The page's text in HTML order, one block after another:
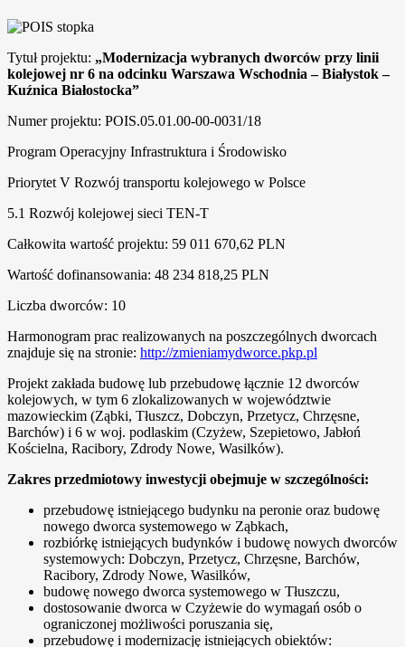
Tytuł projektu: „Modernizacja wybranych dworców przy linii
kolejowej nr 6 na odcinku Warszawa Wschodnia – Białystok –
Kuźnica Białostocka”
Numer projektu: POIS.05.01.00-00-0031/18
Program Operacyjny Infrastruktura i Środowisko
Priorytet V Rozwój transportu kolejowego w Polsce
5.1 Rozwój kolejowej sieci TEN-T
Całkowita wartość projektu: 59 011 670,62 PLN
Wartość dofinansowania: 48 234 818,25 PLN
Liczba dworców: 10
Harmonogram prac realizowanych na poszczególnych dworcach
znajduje się na stronie: http://zmieniamydworce.pkp.pl
Projekt zakłada budowę lub przebudowę łącznie 12 dworców
kolejowych, w tym 6 zlokalizowanych w województwie
mazowieckim (Ząbki, Tłuszcz, Dobczyn, Przetycz, Chrzęsne,
Barchów) i 6 w woj. podlaskim (Czyżew, Szepietowo, Jabłoń
Kościelna, Racibory, Zdrody Nowe, Wasilków).
Zakres przedmiotowy inwestycji obejmuje w szczególności:
przebudowę istniejącego budynku na peronie oraz budowę
nowego dworca systemowego w Ząbkach,
rozbiórkę istniejących budynków i budowę nowych dworców
systemowych: Dobczyn, Przetycz, Chrzęsne, Barchów,
Racibory, Zdrody Nowe, Wasilków,
budowę nowego dworca systemowego w Tłuszczu,
dostosowanie dworca w Czyżewie do wymagań osób o
ograniczonej możliwości poruszania się,
przebudowę i modernizację istniejących obiektów: